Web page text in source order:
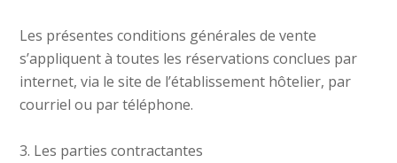
Les présentes conditions générales de vente
s’appliquent à toutes les réservations conclues par
internet, via le site de l’établissement hôtelier, par
courriel ou par téléphone.
3. Les parties contractantes